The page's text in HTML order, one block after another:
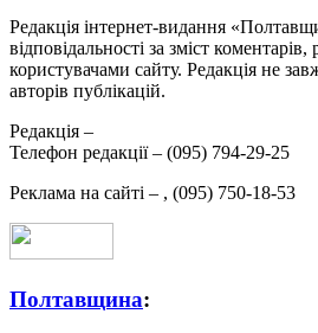
Редакція інтернет-видання
відповідальності за зміст
користувачами сайту. Редакція не
авторів публікацій.
Редакція –
Телефон редакції – (095) 794-29-25
Реклама на сайті – , (095) 750-18-53
Полтавщина: